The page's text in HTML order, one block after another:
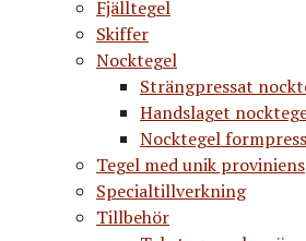
Fjälltegel
Skiffer
Nocktegel
Strängpressat
Handslaget
Nocktegel
Tegel med unik proviniens
Specialtillverkning
Tillbehör